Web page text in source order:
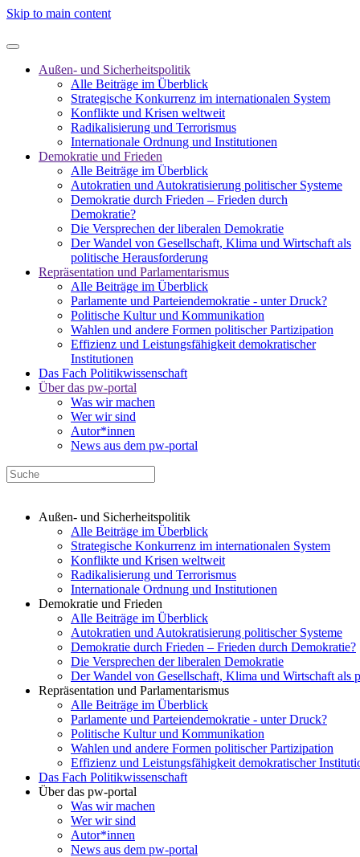
Skip to main content
Außen- und Sicherheitspolitik
Alle Beiträge im Überblick
Strategische Konkurrenz im internationalen System
Konflikte und Krisen weltweit
Radikalisierung und Terrorismus
Internationale Ordnung und Institutionen
Demokratie und Frieden
Alle Beiträge im Überblick
Autokratien und Autokratisierung politischer Systeme
Demokratie durch Frieden – Frieden durch
Demokratie?
Die Versprechen der liberalen Demokratie
Der Wandel von Gesellschaft, Klima und Wirtschaft als
politische Herausforderung
Repräsentation und Parlamentarismus
Alle Beiträge im Überblick
Parlamente und Parteiendemokratie - unter Druck?
Politische Kultur und Kommunikation
Wahlen und andere Formen politischer Partizipation
Effizienz und Leistungsfähigkeit demokratischer
Institutionen
Das Fach Politikwissenschaft
Über das pw-portal
Was wir machen
Wer wir sind
Autor*innen
News aus dem pw-portal
Außen- und Sicherheitspolitik
Alle Beiträge im Überblick
Strategische Konkurrenz im internationalen System
Konflikte und Krisen weltweit
Radikalisierung und Terrorismus
Internationale Ordnung und Institutionen
Demokratie und Frieden
Alle Beiträge im Überblick
Autokratien und Autokratisierung politischer Systeme
Demokratie durch Frieden – Frieden durch Demokratie?
Die Versprechen der liberalen Demokratie
Der Wandel von Gesellschaft, Klima und Wirtschaft als
Repräsentation und Parlamentarismus
Alle Beiträge im Überblick
Parlamente und Parteiendemokratie - unter Druck?
Politische Kultur und Kommunikation
Wahlen und andere Formen politischer Partizipation
Effizienz und Leistungsfähigkeit demokratischer
Das Fach Politikwissenschaft
Über das pw-portal
Was wir machen
Wer wir sind
Autor*innen
News aus dem pw-portal